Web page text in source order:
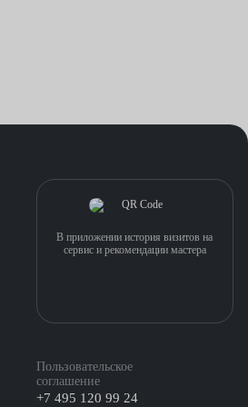
Пользовательское
соглашение
+7 495 120 99 24
В приложении история визитов на
сервис и рекомендации мастера